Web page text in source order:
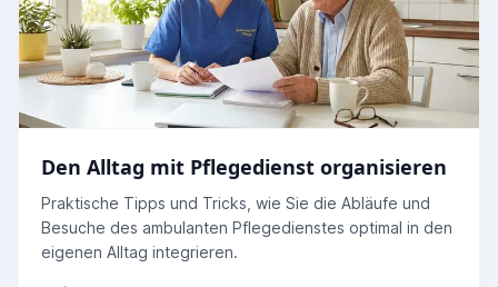
Den Alltag mit Pflegedienst organisieren
Praktische Tipps und Tricks, wie Sie die Abläufe und
Besuche des ambulanten Pflegedienstes optimal in den
eigenen Alltag integrieren.